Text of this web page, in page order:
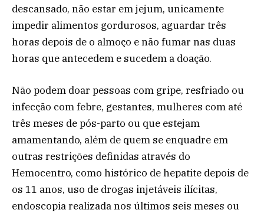
descansado, não estar em jejum, unicamente
impedir alimentos gordurosos, aguardar três
horas depois de o almoço e não fumar nas duas
horas que antecedem e sucedem a doação.
Não podem doar pessoas com gripe, resfriado ou
infecção com febre, gestantes, mulheres com até
três meses de pós-parto ou que estejam
amamentando, além de quem se enquadre em
outras restrições definidas através do
Hemocentro, como histórico de hepatite depois de
os 11 anos, uso de drogas injetáveis ilícitas,
endoscopia realizada nos últimos seis meses ou